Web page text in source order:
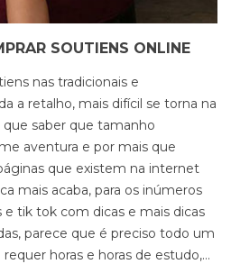
SOUTIENS ONLINE
nas tradicionais e
a retalho, mais difícil se torna na
que saber que tamanho
aventura e por mais que
que existem na internet
mais acaba, para os inúmeros
tik tok com dicas e mais dicas
parece que é preciso todo um
horas e horas de estudo,...